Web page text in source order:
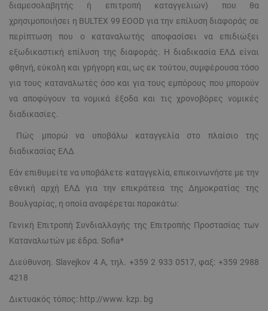
διαμεσολαβητής ή επιτροπή καταγγελιών) που θα
χρησιμοποιήσει η BULTEX 99 EOOD για την επίλυση διαφοράς σε
περίπτωση που ο καταναλωτής αποφασίσει να επιδιώξει
εξωδικαστική επίλυση της διαφοράς. Η διαδικασία ΕΛΔ είναι
φθηνή, εύκολη και γρήγορη και, ως εκ τούτου, συμφέρουσα τόσο
για τους καταναλωτές όσο και για τους εμπόρους που μπορούν
να αποφύγουν τα νομικά έξοδα και τις χρονοβόρες νομικές
διαδικασίες.
Πώς μπορώ να υποβάλω καταγγελία στο πλαίσιο της
διαδικασίας ΕΛΔ
Εάν επιθυμείτε να υποβάλετε καταγγελία, επικοινωνήστε με την
εθνική αρχή ΕΛΔ για την επικράτεια της Δημοκρατίας της
Βουλγαρίας, η οποία αναφέρεται παρακάτω:
Γενική Επιτροπή Συνδιαλλαγής της Επιτροπής Προστασίας των
Καταναλωτών με έδρα. Sofia*
Διεύθυνση. Slavejkov 4 A, τηλ. +359 2 933 0517, φαξ: +359 2988
4218
Δικτυακός τόπος: http://www. kzp. bg